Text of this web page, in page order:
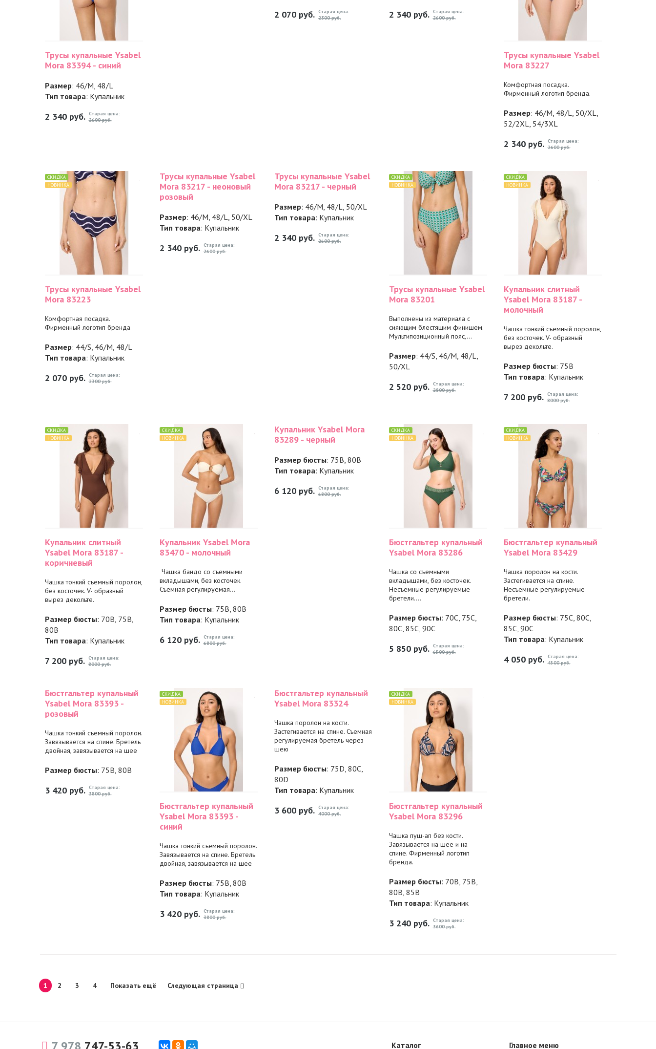
Трусы купальные Ysabel
Mora 83394 - синий
Размер: 46/M, 48/L
Тип товара: Купальник
2 340руб. Старая цена:
2600 руб.
2 070руб. Старая цена:
2300 руб.
2 340руб. Старая цена:
2600 руб.
Трусы купальные Ysabel
Mora 83227
Комфортная посадка.
Фирменный логотип бренда.
Размер: 46/M, 48/L, 50/XL,
52/2XL, 54/3XL
2 340руб. Старая цена:
2600 руб.
СКИДКА
НОВИНКА
Трусы купальные Ysabel
Mora 83223
Комфортная посадка.
Фирменный логотип бренда
Размер: 44/S, 46/M, 48/L
Тип товара: Купальник
2 070руб. Старая цена:
2300 руб.
Трусы купальные Ysabel
Mora 83217 - неоновый
розовый
Размер: 46/M, 48/L, 50/XL
Тип товара: Купальник
2 340руб. Старая цена:
2600 руб.
Трусы купальные Ysabel
Mora 83217 - черный
Размер: 46/M, 48/L, 50/XL
Тип товара: Купальник
2 340руб. Старая цена:
2600 руб.
СКИДКА
НОВИНКА
Трусы купальные Ysabel
Mora 83201
Выполнены из материала с
сияющим блестящим финишем.
Мультипозиционный пояс,...
Размер: 44/S, 46/M, 48/L,
50/XL
2 520руб. Старая цена:
2800 руб.
СКИДКА
НОВИНКА
Купальник слитный
Ysabel Mora 83187 -
молочный
Чашка тонкий съемный поролон,
без косточек. V- образный
вырез декольте.
Размер бюсты: 75B
Тип товара: Купальник
7 200руб. Старая цена:
8000 руб.
СКИДКА
НОВИНКА
Купальник слитный
Ysabel Mora 83187 -
коричневый
Чашка тонкий съемный поролон,
без косточек. V- образный
вырез декольте.
Размер бюсты: 70B, 75B,
80B
Тип товара: Купальник
7 200руб. Старая цена:
8000 руб.
СКИДКА
НОВИНКА
Купальник Ysabel Mora
83470 - молочный
Чашка бандо со съемными
вкладышами, без косточек.
Съемная регулируемая...
Размер бюсты: 75B, 80B
Тип товара: Купальник
6 120руб. Старая цена:
6800 руб.
Купальник Ysabel Mora
83289 - черный
Размер бюсты: 75B, 80B
Тип товара: Купальник
6 120руб. Старая цена:
6800 руб.
СКИДКА
НОВИНКА
Бюстгальтер купальный
Ysabel Mora 83286
Чашка со съемными
вкладышами, без косточек.
Несъемные регулируемые
бретели....
Размер бюсты: 70C, 75C,
80C, 85C, 90C
5 850руб. Старая цена:
6500 руб.
СКИДКА
НОВИНКА
Бюстгальтер купальный
Ysabel Mora 83429
Чашка поролон на кости.
Застегивается на спине.
Несъемные регулируемые
бретели.
Размер бюсты: 75C, 80C,
85C, 90C
Тип товара: Купальник
4 050руб. Старая цена:
4500 руб.
Бюстгальтер купальный
Ysabel Mora 83393 -
розовый
Чашка тонкий съемный поролон.
Завязывается на спине. Бретель
двойная, завязывается на шее
Размер бюсты: 75B, 80B
3 420руб. Старая цена:
3800 руб.
СКИДКА
НОВИНКА
Бюстгальтер купальный
Ysabel Mora 83393 -
синий
Чашка тонкий съемный поролон.
Завязывается на спине. Бретель
двойная, завязывается на шее
Размер бюсты: 75B, 80B
Тип товара: Купальник
3 420руб. Старая цена:
3800 руб.
Бюстгальтер купальный
Ysabel Mora 83324
Чашка поролон на кости.
Застегивается на спине. Съемная
регулируемая бретель через
шею
Размер бюсты: 75D, 80C,
80D
Тип товара: Купальник
3 600руб. Старая цена:
4000 руб.
СКИДКА
НОВИНКА
Бюстгальтер купальный
Ysabel Mora 83296
Чашка пуш-ап без кости.
Завязывается на шее и на
спине. Фирменный логотип
бренда.
Размер бюсты: 70B, 75B,
80B, 85B
Тип товара: Купальник
3 240руб. Старая цена:
3600 руб.
1 2 3 4 Показать ещё Следующая страница
7 978 747-53-63 Главное меню
Каталог